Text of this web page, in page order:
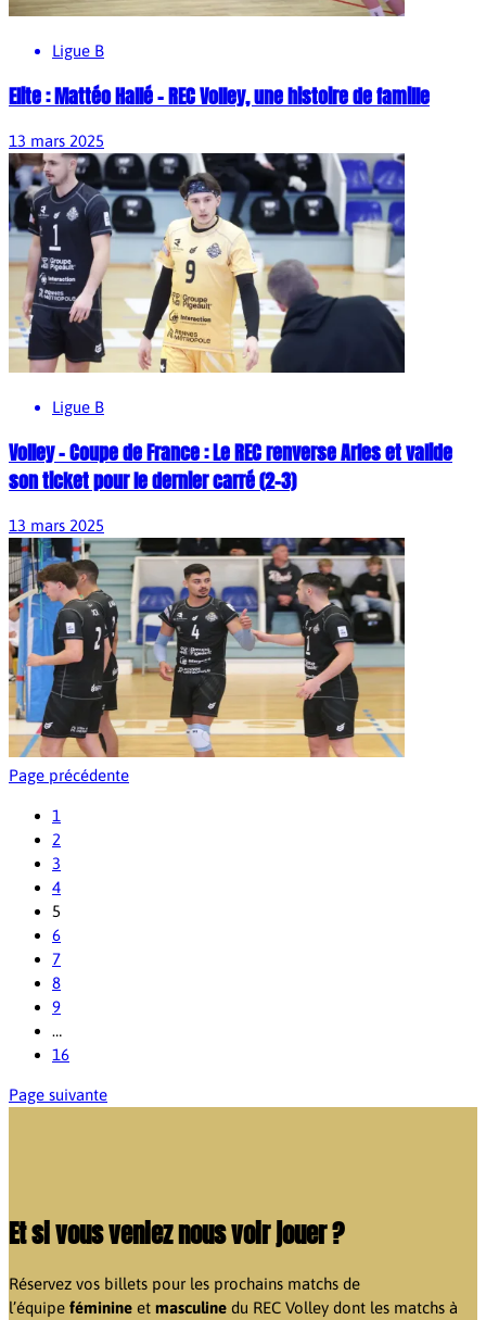
Ligue B
Elite : Mattéo Hallé – REC Volley, une histoire de famille
13 mars 2025
Ligue B
Volley – Coupe de France : Le REC renverse Arles et valide
son ticket pour le dernier carré (2-3)
13 mars 2025
Page précédente
1
2
3
4
5
6
7
8
9
…
16
Page suivante
Et si vous veniez nous voir jouer ?
Réservez vos billets pour les prochains matchs de
l’équipe féminine et masculine du REC Volley dont les matchs à